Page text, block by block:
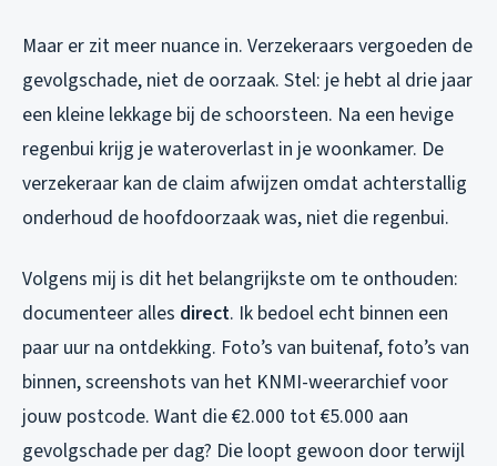
Maar er zit meer nuance in. Verzekeraars vergoeden de
gevolgschade, niet de oorzaak. Stel: je hebt al drie jaar
een kleine lekkage bij de schoorsteen. Na een hevige
regenbui krijg je wateroverlast in je woonkamer. De
verzekeraar kan de claim afwijzen omdat achterstallig
onderhoud de hoofdoorzaak was, niet die regenbui.
Volgens mij is dit het belangrijkste om te onthouden:
documenteer alles direct. Ik bedoel echt binnen een
paar uur na ontdekking. Foto’s van buitenaf, foto’s van
binnen, screenshots van het KNMI-weerarchief voor
jouw postcode. Want die €2.000 tot €5.000 aan
gevolgschade per dag? Die loopt gewoon door terwijl